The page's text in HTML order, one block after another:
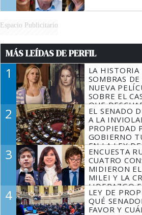
Espacio Publicitario
MÁS LEÍDAS DE PERFIL
1
LA HISTORIA
SOMBRAS
NUEVA
SOBRE EL
QUE
MARIDO
2
EL SENADO
A LA
PROPIEDAD
GOBIERNO
EN LA LEY
FUEGO
3
ENCUESTA
CUATRO
MIDIERON
MILEI Y LA
LIDERAZGO
4
LEY DE
QUÉ
FAVOR Y